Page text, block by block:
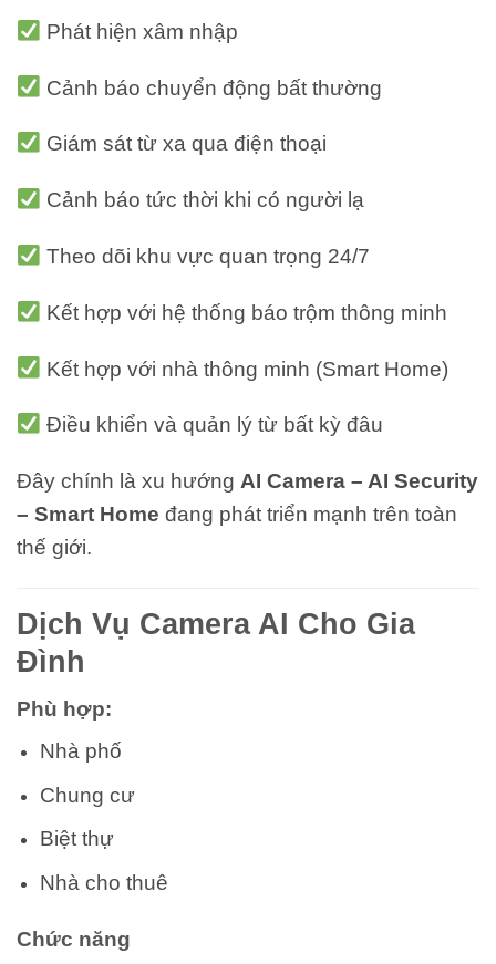
Phát hiện xâm nhập
Cảnh báo chuyển động bất thường
Giám sát từ xa qua điện thoại
Cảnh báo tức thời khi có người lạ
Theo dõi khu vực quan trọng 24/7
Kết hợp với hệ thống báo trộm thông minh
Kết hợp với nhà thông minh (Smart Home)
Điều khiển và quản lý từ bất kỳ đâu
Đây chính là xu hướng AI Camera – AI Security
– Smart Home đang phát triển mạnh trên toàn
thế giới.
Dịch Vụ Camera AI Cho Gia
Đình
Phù hợp:
Nhà phố
Chung cư
Biệt thự
Nhà cho thuê
Chức năng